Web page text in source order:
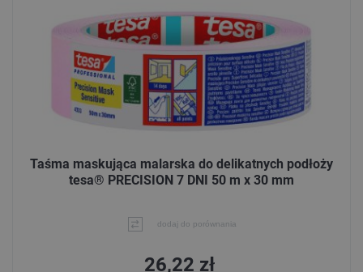
Taśma maskująca malarska do delikatnych podłoży
tesa® PRECISION 7 DNI 50 m x 30 mm
dodaj do porównania
26,22 zł